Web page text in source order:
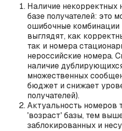
Наличие некорректных
базе получателей: это
ошибочные
выглядят, как
так и номера
нероссийские номера.
наличие
множественных
бюджет и снижает
получателей).
Актуальность номеров
'возраст' базы, тем
заблокированных и